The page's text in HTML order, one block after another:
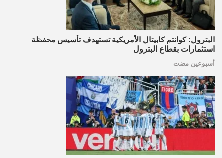
البترول: كوانتم كابيتال الأمريكية تستهدف تأسيس محفظة
استثمارات بقطاع البترول
أسبوعين مضت